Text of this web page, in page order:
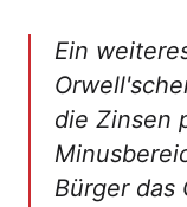
Ein
die Zinsen
Bürger das